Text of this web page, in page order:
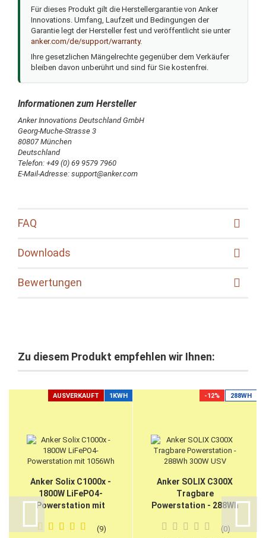
Für dieses Produkt gilt die Herstellergarantie von Anker
Innovations. Umfang, Laufzeit und Bedingungen der
Garantie legt der Hersteller fest und veröffentlicht sie unter
anker.com/de/support/warranty.
Ihre gesetzlichen Mängelrechte gegenüber dem Verkäufer
bleiben davon unberührt und sind für Sie kostenfrei.
Anker Innovations Deutschland GmbH
Georg-Muche-Strasse 3
80807 München
Deutschland
Telefon: +49 (0) 69 9579 7960
E-Mail-Adresse: support@anker.com
FAQ
Downloads
Bewertungen
Zu diesem Produkt empfehlen wir Ihnen:
AUSVERKAUFT 1KWH
Anker Solix C1000x -
1800W LiFePO4-
Powerstation mit
9
-12% 288WH
Anker SOLIX C300X
Tragbare
Powerstation - 288Wh
0